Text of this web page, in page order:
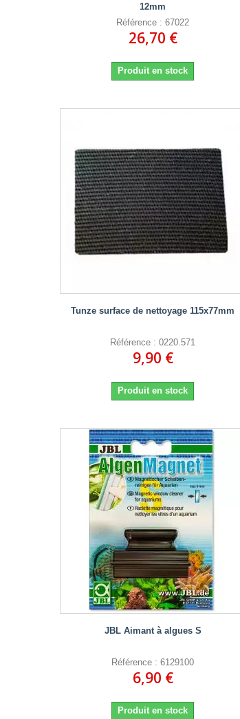
12mm
Référence : 67022
26,70 €
Produit en stock
Tunze surface de nettoyage 115x77mm
Référence : 0220.571
9,90 €
Produit en stock
JBL Aimant à algues S
Référence : 6129100
6,90 €
Produit en stock